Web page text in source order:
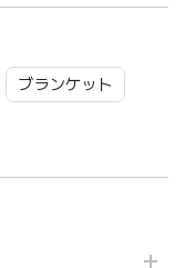
ブランケット
7193FFL011/12/13
Bq100